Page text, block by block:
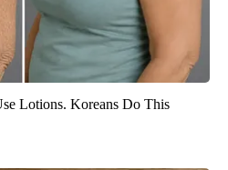
Lotions. Koreans Do This